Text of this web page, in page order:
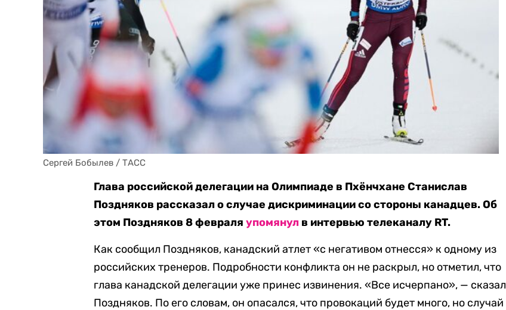
Сергей Бобылев / ТАСС
Глава российской делегации на Олимпиаде в Пхёнчхане Станислав
Поздняков рассказал о случае дискриминации со стороны канадцев. Об
этом Поздняков 8 февраляупомянул в интервью телеканалу RT.
Как сообщил Поздняков, канадский атлет «с негативом отнесся» к одному из
российских тренеров. Подробности конфликта он не раскрыл, но отметил, что
глава канадской делегации уже принес извинения. «Все исчерпано», — сказал
Поздняков. По его словам, он опасался, что провокаций будет много, но случай